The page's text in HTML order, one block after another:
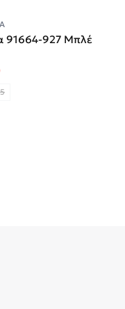
91664-927 Μπλέ
price was: €89.00.
Η τρέχουσα τιμή